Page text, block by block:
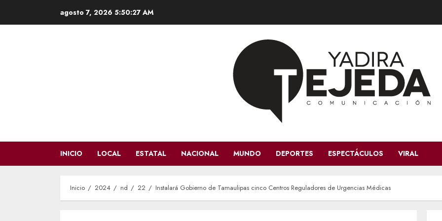
agosto 7, 2026 5:50:29 AM
INICIO LOCAL ESTATAL NACIONAL MUNDO DEPORTES ESPECTÁCULOS VIRAL
Inicio 2024 nd 22 Instalará Gobierno de Tamaulipas cinco Centros Reguladores de Urgencias Médicas